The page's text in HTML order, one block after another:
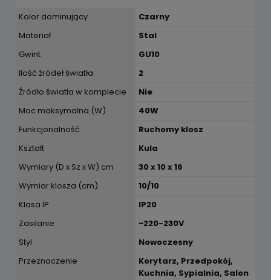
Kolor dominujący
Czarny
Materiał
Stal
Gwint
GU10
Ilość źródeł światła
2
Źródło światła w komplecie
Nie
Moc maksymalna (W)
40W
Funkcjonalność
Ruchomy klosz
Kształt
Kula
Wymiary (D x Sz x W) cm
30 x 10 x 16
Wymiar klosza (cm)
10/10
Klasa IP
IP20
Zasilanie
~220-230V
Styl
Nowoczesny
Przeznaczenie
Korytarz, Przedpokój,
Kuchnia, Sypialnia, Salon